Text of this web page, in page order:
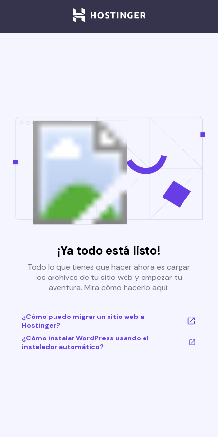
¡Ya todo está listo!
Todo lo que tienes que hacer ahora es cargar
los archivos de tu sitio web y empezar tu
aventura. Mira cómo hacerlo aquí:
¿Cómo puedo migrar un sitio web a
Hostinger?
¿Cómo instalar WordPress usando el
instalador automático?